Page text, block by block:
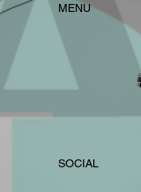
​MENU
​SOCIAL